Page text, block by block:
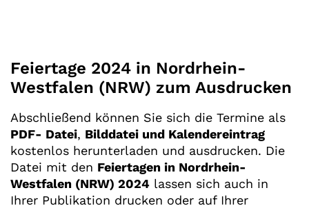
Feiertage 2024 in Nordrhein-
Westfalen (NRW) zum Ausdrucken
Abschließend können Sie sich die Termine als
PDF- Datei, Bilddatei und Kalendereintrag
kostenlos herunterladen und ausdrucken. Die
Datei mit den Feiertagen in Nordrhein-
Westfalen (NRW) 2024 lassen sich auch in
Ihrer Publikation drucken oder auf Ihrer